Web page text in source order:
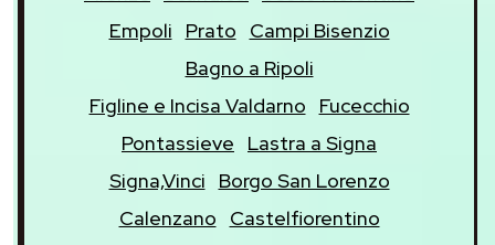
Empoli
Prato
Campi Bisenzio
Bagno a Ripoli
Figline e Incisa Valdarno
Fucecchio
Pontassieve
Lastra a Signa
Signa,Vinci
Borgo San Lorenzo
Calenzano
Castelfiorentino